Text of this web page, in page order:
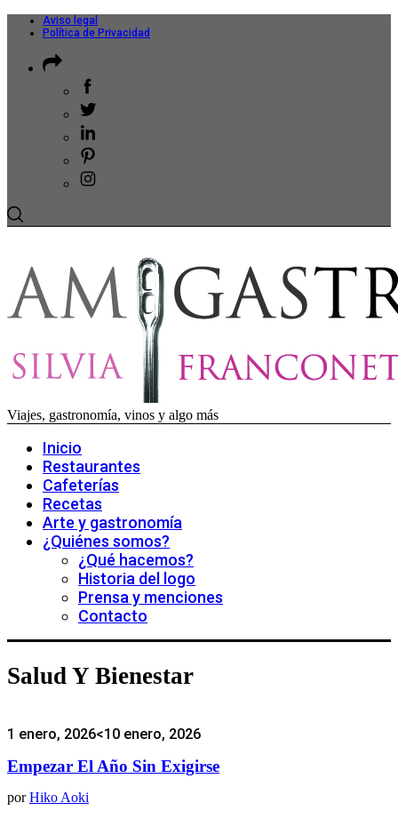
Aviso legal
Política de Privacidad
Viajes, gastronomía, vinos y algo más
Inicio
Restaurantes
Cafeterías
Recetas
Arte y gastronomía
¿Quiénes somos?
¿Qué hacemos?
Historia del logo
Prensa y menciones
Contacto
Salud Y Bienestar
1 enero, 2026<10 enero, 2026
Empezar El Año Sin Exigirse
por Hiko Aoki